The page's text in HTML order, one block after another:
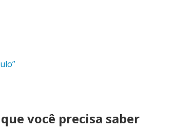
você precisa saber